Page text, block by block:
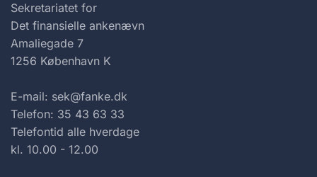
Sekretariatet for
Det finansielle ankenævn
Amaliegade 7
1256 København K
E-mail: sek@fanke.dk
Telefon: 35 43 63 33
Telefontid alle hverdage
kl. 10.00 - 12.00